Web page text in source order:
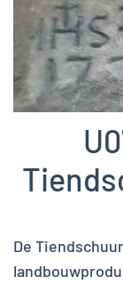
De